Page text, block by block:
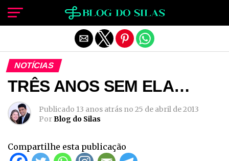
NOTÍCIAS
TRÊS ANOS SEM ELA…
Publicado 13 anos atrás no 25 de abril de 2013
PorBlog do Silas
Compartilhe esta publicação
Sair da versão mobile